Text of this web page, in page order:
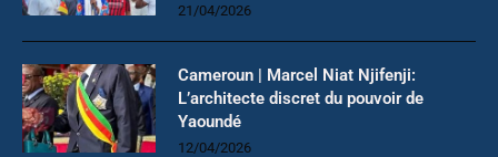
21/04/2026
Cameroun | Marcel Niat Njifenji:
L’architecte discret du pouvoir de
Yaoundé
12/04/2026